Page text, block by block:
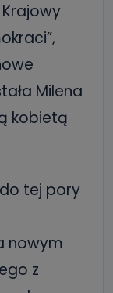
Milena
kobietą
tej pory
nowym
z